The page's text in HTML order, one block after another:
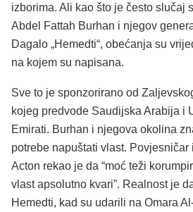
izborima. Ali kao što je često slučaj
Abdel Fattah Burhan i njegov
Dagalo „Hemedti“, obećanja su
na kojem su napisana.
Sve to je sponzorirano od
kojeg predvode Saudijska Arabija i
Emirati. Burhan i njegova okolina
potrebe napuštati vlast.
Acton rekao je da “moć teži
vlast apsolutno kvari”. Realnost je
Hemedti, kad su udarili na Omara